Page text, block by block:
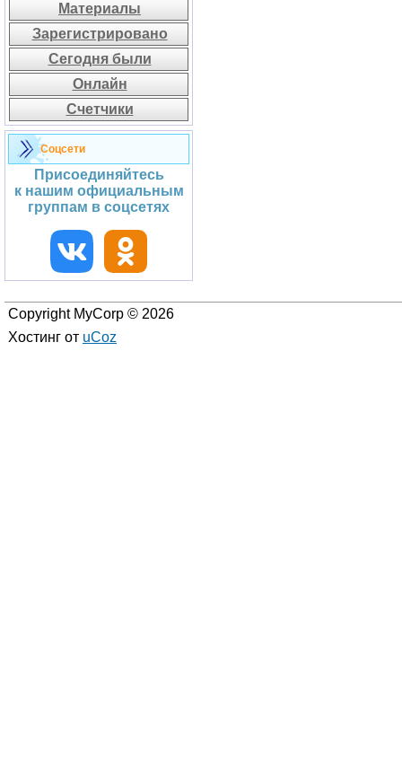
Материалы
Зарегистрировано
Сегодня были
Онлайн
Счетчики
Соцсети
Присоединяйтесь
к нашим официальным
группам в соцсетях
Copyright MyCorp © 2026
Хостинг от uCoz